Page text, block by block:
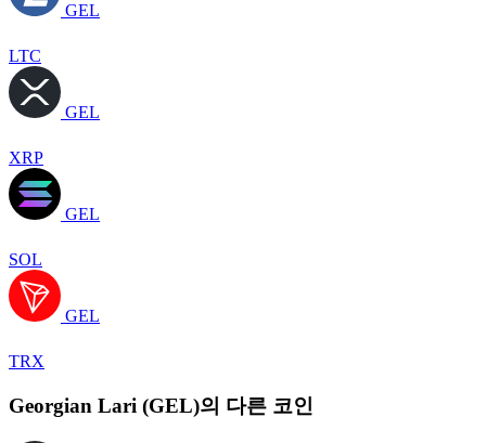
GEL
LTC
GEL
XRP
GEL
SOL
GEL
TRX
Georgian Lari (GEL)의 다른 코인